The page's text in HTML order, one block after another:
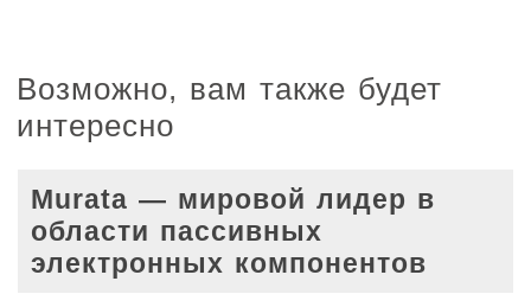
Возможно, вам также будет
интересно
Murata — мировой лидер в
области пассивных
электронных компонентов